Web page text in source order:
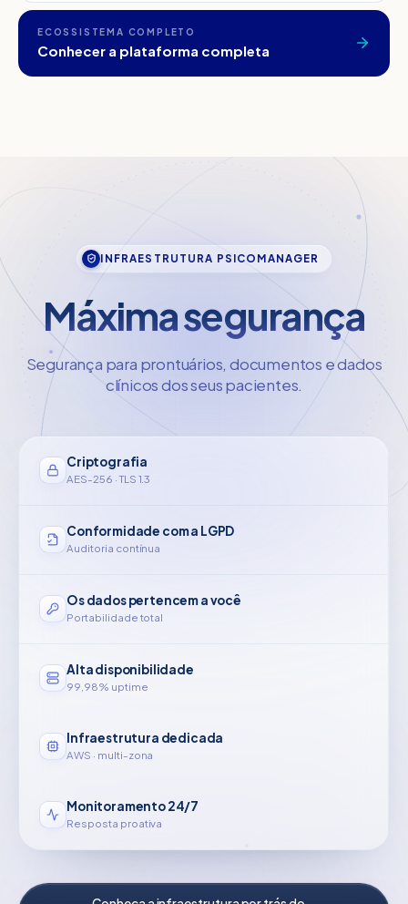
ECOSSISTEMA COMPLETO
Conhecer a plataforma completa
INFRAESTRUTURA PSICOMANAGER
Máxima segurança
Segurança para prontuários, documentos e dados
clínicos dos seus pacientes.
Criptografia
AES-256 · TLS 1.3
Conformidade com a LGPD
Auditoria contínua
Os dados pertencem a você
Portabilidade total
Alta disponibilidade
99,98% uptime
Infraestrutura dedicada
AWS · multi-zona
Monitoramento 24/7
Resposta proativa